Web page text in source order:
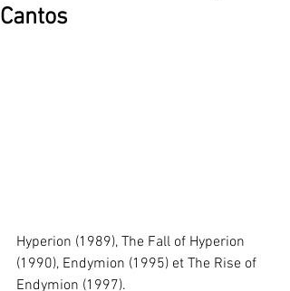
Cantos
Hyperion (1989), The Fall of Hyperion
(1990), Endymion (1995) et The Rise of
Endymion (1997).